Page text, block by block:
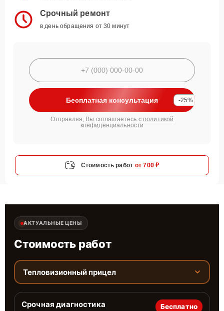
Срочный ремонт
в день обращения от 30 минут
Бесплатная консультация -25%
Отправляя, Вы соглашаетесь с политикой
конфиденциальности
Стоимость работ от 700 ₽
АКТУАЛЬНЫЕ ЦЕНЫ
Стоимость работ
Тепловизионный прицел
Срочная диагностика Бесплатно